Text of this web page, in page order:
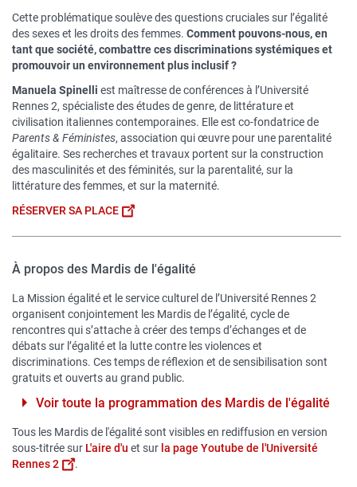
Cette problématique soulève des questions cruciales sur l’égalité
des sexes et les droits des femmes. Comment pouvons-nous, en
tant que société, combattre ces discriminations systémiques et
promouvoir un environnement plus inclusif ?
Manuela Spinelli est maîtresse de conférences à l’Université
Rennes 2, spécialiste des études de genre, de littérature et
civilisation italiennes contemporaines. Elle est co-fondatrice de
Parents & Féministes, association qui œuvre pour une parentalité
égalitaire. Ses recherches et travaux portent sur la construction
des masculinités et des féminités, sur la parentalité, sur la
littérature des femmes, et sur la maternité.
RÉSERVER SA PLACE
À propos des Mardis de l'égalité
La Mission égalité et le service culturel de l’Université Rennes 2
organisent conjointement les Mardis de l’égalité, cycle de
rencontres qui s’attache à créer des temps d’échanges et de
débats sur l’égalité et la lutte contre les violences et
discriminations. Ces temps de réflexion et de sensibilisation sont
gratuits et ouverts au grand public.
Voir toute la programmation des Mardis de l'égalité
Tous les Mardis de l'égalité sont visibles en rediffusion en version
sous-titrée sur L'aire d'u et sur la page Youtube de l'Université
Rennes 2
.